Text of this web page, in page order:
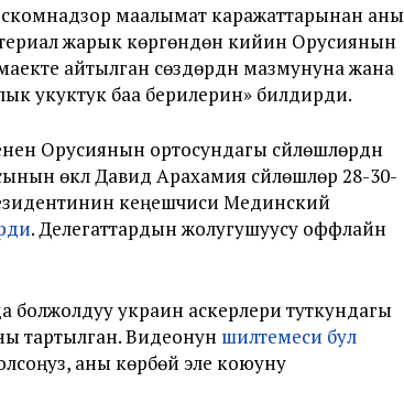
маалымат каражаттарынан аны
жарык көргөндөн кийин Орусиянын
айтылган сөздөрдүн мазмунуна жана
укуктук баа берилерин» билдирди.
Орусиянын ортосундагы сүйлөшүүлөрдүн
өкүлү Давид Арахамия сүйлөшүүлөр 28-30-
кеңешчиси Мединский
. Делегаттардын жолугушуусу оффлайн
болжолдуу украин аскерлери туткундагы
тартылган. Видеонун шилтемеси бул
аны көрбөй эле коюуну